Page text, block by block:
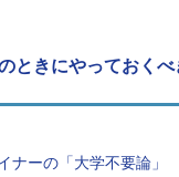
ときにやっておく
ーの「大学不要論」